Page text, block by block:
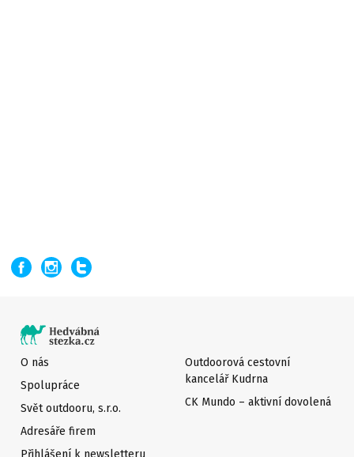
O nás
Spolupráce
Svět outdooru, s.r.o.
Adresáře firem
Přihlášení k newsletteru
Outdoorová cestovní
kancelář Kudrna
CK Mundo – aktivní dovolená